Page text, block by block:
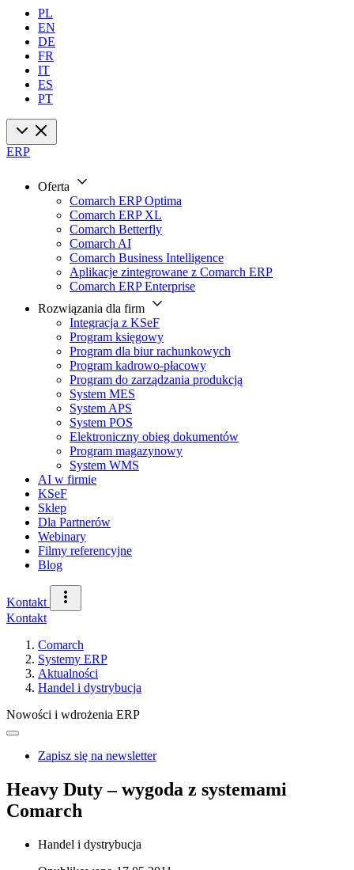
PL
EN
DE
FR
IT
ES
PT
ERP
Oferta
Comarch ERP Optima
Comarch ERP XL
Comarch Betterfly
Comarch AI
Comarch Business Intelligence
Aplikacje zintegrowane z Comarch ERP
Comarch ERP Enterprise
Rozwiązania dla firm
Integracja z KSeF
Program księgowy
Program dla biur rachunkowych
Program kadrowo-płacowy
Program do zarządzania produkcją
System MES
System APS
System POS
Elektroniczny obieg dokumentów
Program magazynowy
System WMS
AI w firmie
KSeF
Sklep
Dla Partnerów
Webinary
Filmy referencyjne
Blog
Kontakt
Kontakt
Comarch
Systemy ERP
Aktualności
Handel i dystrybucja
Nowości i wdrożenia ERP
Zapisz się na newsletter
Heavy Duty – wygoda z systemami
Comarch
Handel i dystrybucja